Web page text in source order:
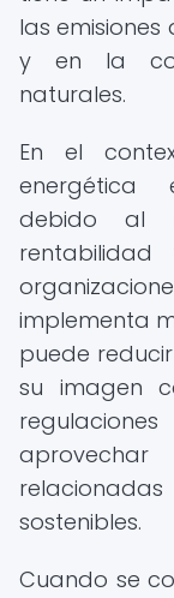
las
y en la
naturales.
En el
energética
debido al
implementa
puede
su imagen
sostenibles.
Cuando se